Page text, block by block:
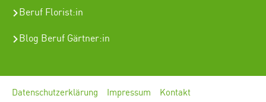
Beruf Florist:in
Blog Beruf Gärtner:in
Datenschutzerklärung Impressum Kontakt